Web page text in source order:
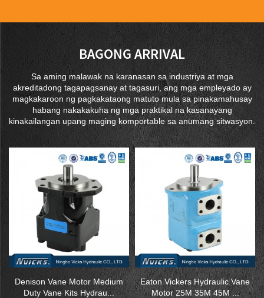
BAGONG ARRIVAL
Sa aming malawak na karanasan sa industriya at mga
akreditadong tagapagsanay at tagasuri, ang mga empleyado ay
magkakaroon ng pagkakataong matuto mula sa pinakamahusay
habang nakakakuha ng mga praktikal na kasanayang
kinakailangan upang maging komportable sa anumang sitwasyon.
Denison Vane Motor Medium
Duty Vane Kits Hydrau...
Eaton Vickers Hydraulic Vane
Motor 25M 35M 45M ...